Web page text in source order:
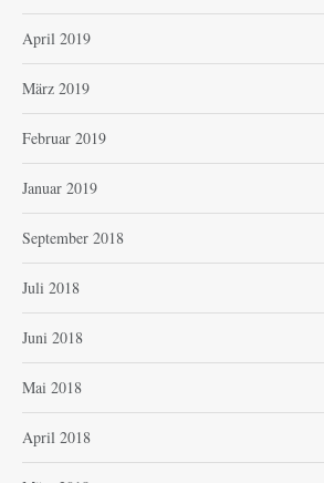
April 2019
März 2019
Februar 2019
Januar 2019
September 2018
Juli 2018
Juni 2018
Mai 2018
April 2018